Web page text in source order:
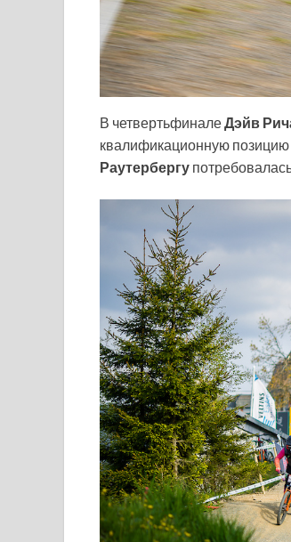
В четвертьфинале Дэйв
квалификационную позицию
Раутербергу